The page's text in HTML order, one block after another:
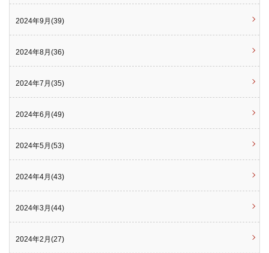
2024年9月(39)
2024年8月(36)
2024年7月(35)
2024年6月(49)
2024年5月(53)
2024年4月(43)
2024年3月(44)
2024年2月(27)